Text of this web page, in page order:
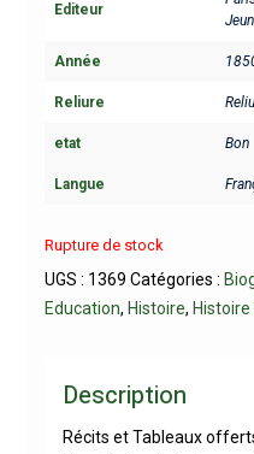
Editeur
Année
Reliure
etat Bon
Langue
Rupture de stock
UGS : 1369 Catégories :
Education, Histoire,
Description
Récits et Tableaux